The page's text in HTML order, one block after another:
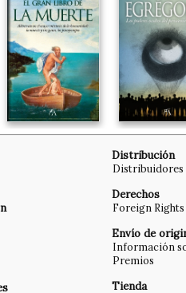
Distribución
Distribuidores
Derechos
Foreign Rights
Envío de
Información
Premios
Tienda